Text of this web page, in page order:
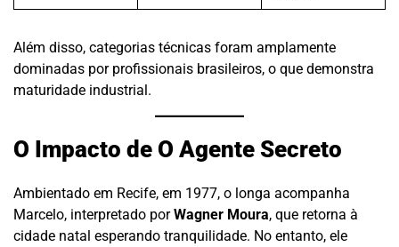
Além disso, categorias técnicas foram amplamente
dominadas por profissionais brasileiros, o que demonstra
maturidade industrial.
O Impacto de O Agente Secreto
Ambientado em Recife, em 1977, o longa acompanha
Marcelo, interpretado porWagner Moura, que retorna à
cidade natal esperando tranquilidade. No entanto, ele